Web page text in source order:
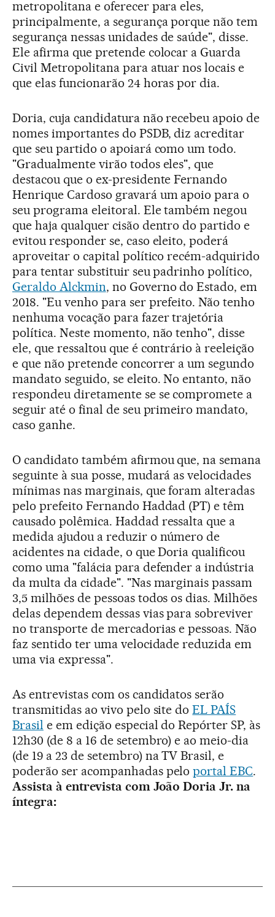
metropolitana e oferecer para eles,
principalmente, a segurança porque não tem
segurança nessas unidades de saúde", disse.
Ele afirma que pretende colocar a Guarda
Civil Metropolitana para atuar nos locais e
que elas funcionarão 24 horas por dia.
Doria, cuja candidatura não recebeu apoio de
nomes importantes do PSDB, diz acreditar
que seu partido o apoiará como um todo.
"Gradualmente virão todos eles", que
destacou que o ex-presidente Fernando
Henrique Cardoso gravará um apoio para o
seu programa eleitoral. Ele também negou
que haja qualquer cisão dentro do partido e
evitou responder se, caso eleito, poderá
aproveitar o capital político recém-adquirido
para tentar substituir seu padrinho político,
Geraldo Alckmin, no Governo do Estado, em
2018. "Eu venho para ser prefeito. Não tenho
nenhuma vocação para fazer trajetória
política. Neste momento, não tenho", disse
ele, que ressaltou que é contrário à reeleição
e que não pretende concorrer a um segundo
mandato seguido, se eleito. No entanto, não
respondeu diretamente se se compromete a
seguir até o final de seu primeiro mandato,
caso ganhe.
O candidato também afirmou que, na semana
seguinte à sua posse, mudará as velocidades
mínimas nas marginais, que foram alteradas
pelo prefeito Fernando Haddad (PT) e têm
causado polêmica. Haddad ressalta que a
medida ajudou a reduzir o número de
acidentes na cidade, o que Doria qualificou
como uma "falácia para defender a indústria
da multa da cidade". "Nas marginais passam
3,5 milhões de pessoas todos os dias. Milhões
delas dependem dessas vias para sobreviver
no transporte de mercadorias e pessoas. Não
faz sentido ter uma velocidade reduzida em
uma via expressa".
As entrevistas com os candidatos serão
transmitidas ao vivo pelo site doEL PAÍS
Brasil e em edição especial do Repórter SP, às
12h30 (de 8 a 16 de setembro) e ao meio-dia
(de 19 a 23 de setembro) na TV Brasil, e
poderão ser acompanhadas peloportal EBC.
Assista à entrevista com João Doria Jr. na
íntegra: